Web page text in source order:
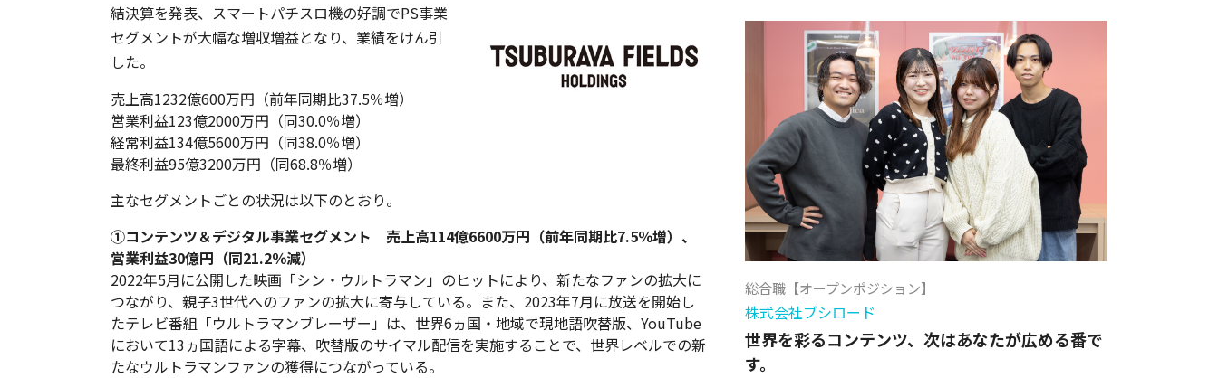
結決算を発表、スマートパチスロ機の好調でPS事業
セグメントが大幅な増収増益となり、業績をけん引
した。
売上高1232億600万円（前年同期比37.5％増）
営業利益123億2000万円（同30.0％増）
経常利益134億5600万円（同38.0％増）
最終利益95億3200万円（同68.8％増）
主なセグメントごとの状況は以下のとおり。
①コンテンツ＆デジタル事業セグメント 売上高114億6600万円（前年同期比7.5％増）、
営業利益30億円（同21.2％減）
2022年5月に公開した映画「シン・ウルトラマン」のヒットにより、新たなファンの拡大に
つながり、親子3世代へのファンの拡大に寄与している。また、2023年7月に放送を開始し
たテレビ番組「ウルトラマンブレーザー」は、世界6ヵ国・地域で現地語吹替版、YouTube
において13ヵ国語による字幕、吹替版のサイマル配信を実施することで、世界レベルでの新
たなウルトラマンファンの獲得につながっている。
総合職【オープンポジション】
株式会社ブシロード
世界を彩るコンテンツ、次はあなたが広める番で
す。